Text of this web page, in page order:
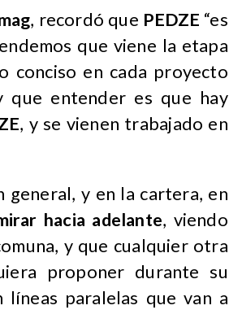
, recordó que PEDZE “es
que viene la etapa
conciso en cada proyecto
que entender es que hay
, y se vienen trabajado en
general, y en la cartera, en
hacia adelante, viendo
y que cualquier otra
proponer durante su
paralelas que van a